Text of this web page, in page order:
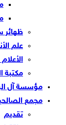
ظهائر
علم
مكتبة
مؤسسة آل
مجمع
تقديم